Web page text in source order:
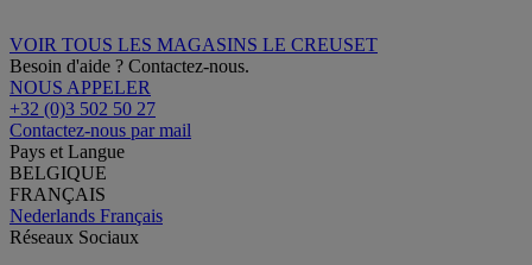
VOIR TOUS LES MAGASINS LE CREUSET
Besoin d'aide ? Contactez-nous.
NOUS APPELER
+32 (0)3 502 50 27
Contactez-nous par mail
Pays et Langue
BELGIQUE
FRANÇAIS
Nederlands Français
Réseaux Sociaux